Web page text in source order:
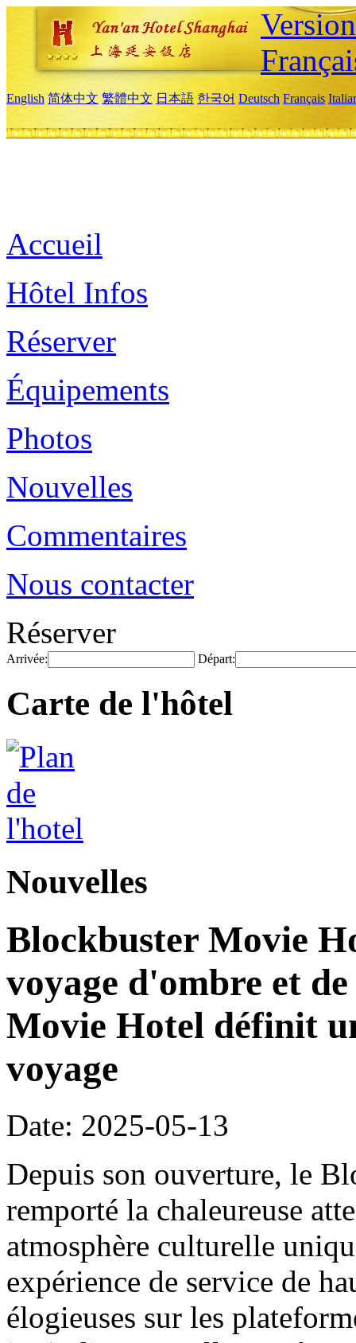
English 简体中文 繁體中文 日本語 한국어 Deutsch Français
Accueil
Hôtel Infos
Réserver
Équipements
Photos
Nouvelles
Commentaires
Nous contacter
Réserver
Arrivée: Départ:
Carte de l'hôtel
Nouvelles
Blockbuster Movie
voyage d'ombre et
Movie Hotel définit
voyage
Date: 2025-05-13
Depuis son ouverture, le
remporté la chaleureuse
atmosphère culturelle
expérience de service de
élogieuses sur les